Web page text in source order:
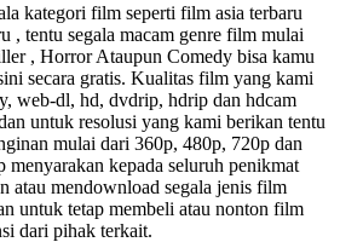
kategori film seperti film asia terbaru
, tentu segala macam genre film mulai
, Horror Ataupun Comedy bisa kamu
secara gratis. Kualitas film yang kami
web-dl, hd, dvdrip, hdrip dan hdcam
untuk resolusi yang kami berikan tentu
mulai dari 360p, 480p, 720p dan
menyarakan kepada seluruh penikmat
atau mendownload segala jenis film
untuk tetap membeli atau nonton film
dari pihak terkait.